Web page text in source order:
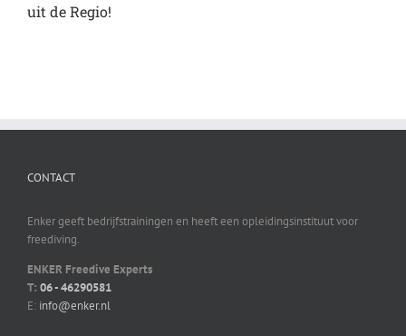
uit de Regio!
CONTACT
Enker geeft bedrijfstrainingen en heeft een opleidingsinstituut voor
freediving.
ENKER Freedive Experts
T: 06 - 46290581
E: info@enker.nl